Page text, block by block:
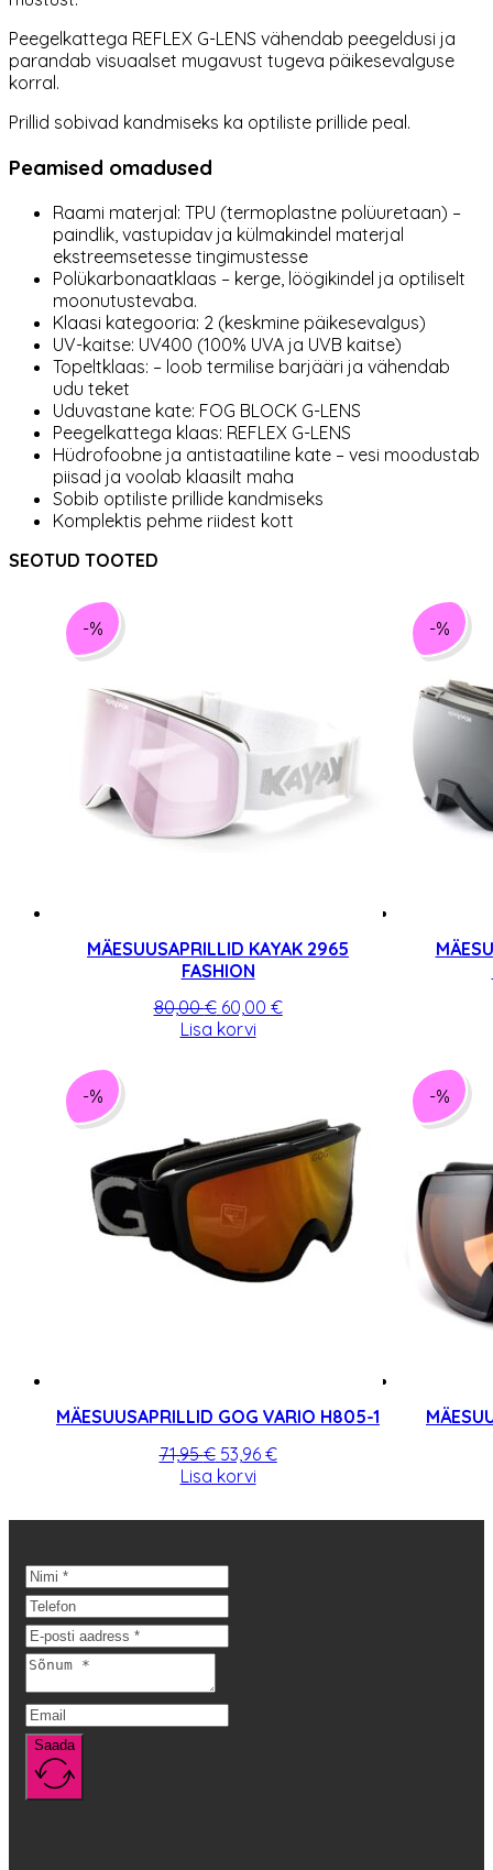
Peegelkattega REFLEX G-LENS vähendab peegeldusi ja
parandab visuaalset mugavust tugeva päikesevalguse
korral.
Prillid sobivad kandmiseks ka optiliste prillide peal.
Peamised omadused
Raami materjal: TPU (termoplastne polüuretaan) –
paindlik, vastupidav ja külmakindel materjal
ekstreemsetesse tingimustesse
Polükarbonaatklaas – kerge, löögikindel ja optiliselt
moonutustevaba.
Klaasi kategooria: 2 (keskmine päikesevalgus)
UV-kaitse: UV400 (100% UVA ja UVB kaitse)
Topeltklaas: – loob termilise barjääri ja vähendab
udu teket
Uduvastane kate: FOG BLOCK G-LENS
Peegelkattega klaas: REFLEX G-LENS
Hüdrofoobne ja antistaatiline kate – vesi moodustab
piisad ja voolab klaasilt maha
Sobib optiliste prillide kandmiseks
Komplektis pehme riidest kott
SEOTUD TOOTED
-%
MÄESUUSAPRILLID KAYAK 2965
FASHION
80,00€ Algne
hind
60,00 €Praegune
Lisa korvi
-%
-%
MÄESUUSAPRILLID GOG VARIO H805-1
71,95€ Algne
hind
71,95 €.
53,96 €Praegune
53,96 €.
Lisa korvi
-%
Saada